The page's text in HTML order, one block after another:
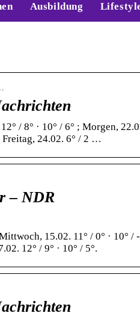
Ausbildung
/ 8° · 10° / 6° ; Morgen,
Freitag, 24.02. 6° / 2 …
– NDR
15.02. 11° / 0° · 10° /
12° / 9° · 10° / 5°.